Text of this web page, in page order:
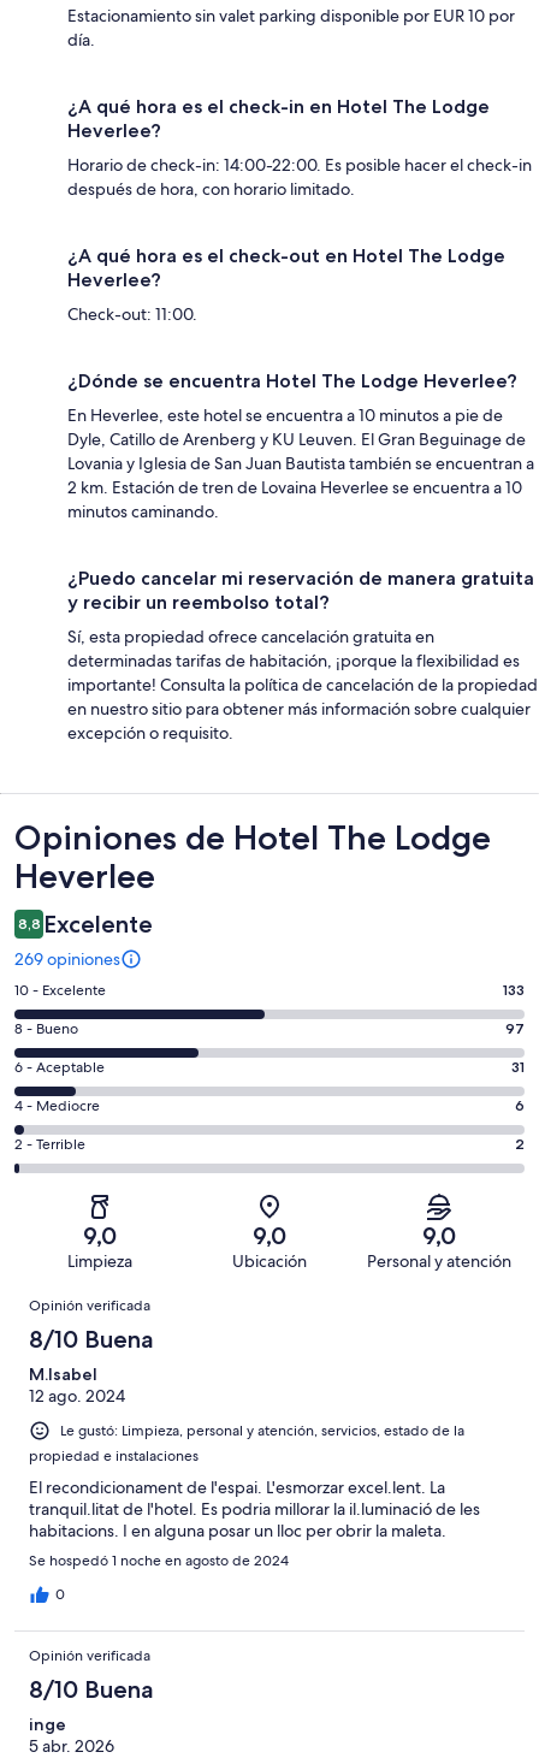
Estacionamiento sin valet parking disponible por EUR 10 por
día.
¿A qué hora es el check-in en Hotel The Lodge
Heverlee?
Horario de check-in: 14:00-22:00. Es posible hacer el check-in
después de hora, con horario limitado.
¿A qué hora es el check-out en Hotel The Lodge
Heverlee?
Check-out: 11:00.
¿Dónde se encuentra Hotel The Lodge Heverlee?
En Heverlee, este hotel se encuentra a 10 minutos a pie de
Dyle, Catillo de Arenberg y KU Leuven. El Gran Beguinage de
Lovania y Iglesia de San Juan Bautista también se encuentran a
2 km. Estación de tren de Lovaina Heverlee se encuentra a 10
minutos caminando.
¿Puedo cancelar mi reservación de manera gratuita
y recibir un reembolso total?
Sí, esta propiedad ofrece cancelación gratuita en
determinadas tarifas de habitación, ¡porque la flexibilidad es
importante! Consulta la política de cancelación de la propiedad
en nuestro sitio para obtener más información sobre cualquier
excepción o requisito.
Opiniones
Opiniones de Hotel The Lodge
Heverlee
8,8 Excelente
269 opiniones
Evaluación:
10
-
Excelente.
133
de
269
opiniones
10 - Excelente 133
Evaluación:
8
-
Bueno.
97
de
269
opiniones
8 - Bueno 97
Evaluación:
6
-
Aceptable.
31
opiniones
6 - Aceptable 31
Evaluación:
4
-
4 - Mediocre 6
Evaluación:
2
269
opiniones
2 - Terrible 2
9,0
Limpieza
9,0
Ubicación
9,0
Personal y atención
Opiniones
Opinión verificada
8/10 Buena
M.Isabel
12 ago. 2024
Le gustó: Limpieza, personal y atención, servicios, estado de la
propiedad e instalaciones
El recondicionament de l'espai. L'esmorzar excel.lent. La
tranquil.litat de l'hotel. Es podria millorar la il.luminació de les
habitacions. I en alguna posar un lloc per obrir la maleta.
Se hospedó 1 noche en agosto de 2024
0
Opinión verificada
8/10 Buena
inge
5 abr. 2026